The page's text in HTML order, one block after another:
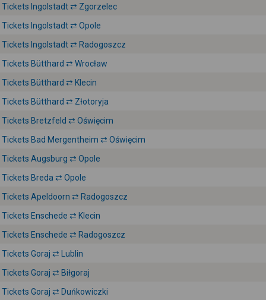
Tickets Ingolstadt ⇄ Zgorzelec
Tickets Ingolstadt ⇄ Opole
Tickets Ingolstadt ⇄ Radogoszcz
Tickets Bütthard ⇄ Wrocław
Tickets Bütthard ⇄ Klecin
Tickets Bütthard ⇄ Złotoryja
Tickets Bretzfeld ⇄ Oświęcim
Tickets Bad Mergentheim ⇄ Oświęcim
Tickets Augsburg ⇄ Opole
Tickets Breda ⇄ Opole
Tickets Apeldoorn ⇄ Radogoszcz
Tickets Enschede ⇄ Klecin
Tickets Enschede ⇄ Radogoszcz
Tickets Goraj ⇄ Lublin
Tickets Goraj ⇄ Biłgoraj
Tickets Goraj ⇄ Duńkowiczki